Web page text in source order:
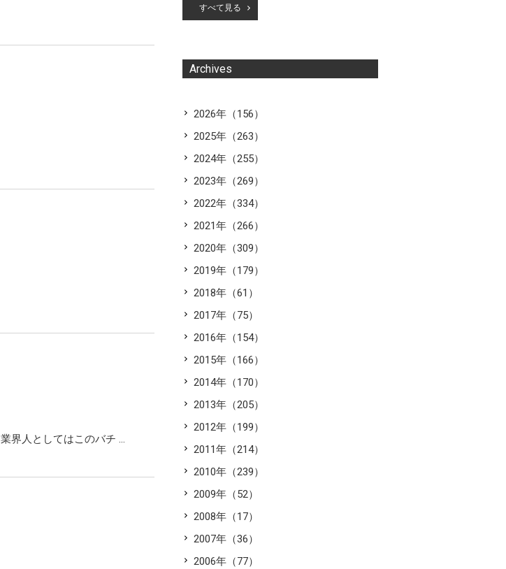
業界人としてはこのバチ …
すべて見る
Archives
2026年（156）
2025年（263）
2024年（255）
2023年（269）
2022年（334）
2021年（266）
2020年（309）
2019年（179）
2018年（61）
2017年（75）
2016年（154）
2015年（166）
2014年（170）
2013年（205）
2012年（199）
2011年（214）
2010年（239）
2009年（52）
2008年（17）
2007年（36）
2006年（77）